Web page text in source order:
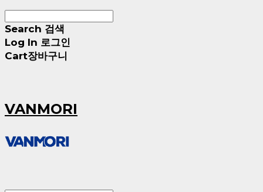
Search 검색
Log In 로그인
Cart장바구니
VANMORI